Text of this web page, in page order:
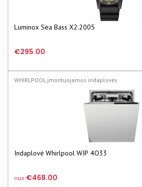
Luminox Sea Bass X2.2005
€295.00
WHIRLPOOL įmontuojamos indaplovės
Indaplovė Whirlpool WIP 4O33
nuo €468.00